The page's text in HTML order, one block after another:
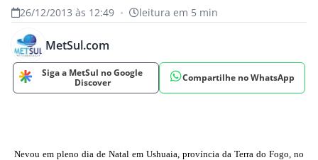
26/12/2013 às 12:49 • leitura em 5 min
MetSul.com
Siga a MetSul no Google
Discover
Compartilhe no WhatsApp
Nevou em pleno dia de Natal em Ushuaia, província da Terra do Fogo, no